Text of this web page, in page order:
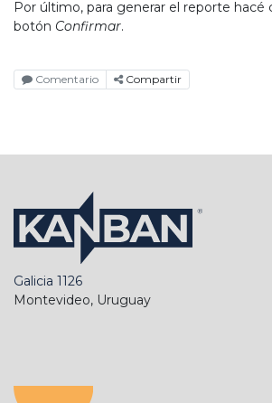
Por último, para generar el reporte hacé
botón Confirmar.
Comentario Compartir
Galicia 1126
Montevideo, Uruguay